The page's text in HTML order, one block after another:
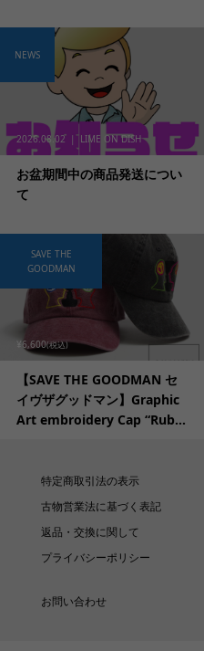
2026.08.02 LIME ON DISH
お盆期間中の商品発送につい
て
NEWS
¥6,600(税込)
【SAVE THE GOODMAN セ
イヴザグッドマン】Graphic
Art embroidery Cap “Rub...
SAVE THE
GOODMAN
特定商取引法の表示
古物営業法に基づく表記
返品・交換に関して
プライバシーポリシー
お問い合わせ